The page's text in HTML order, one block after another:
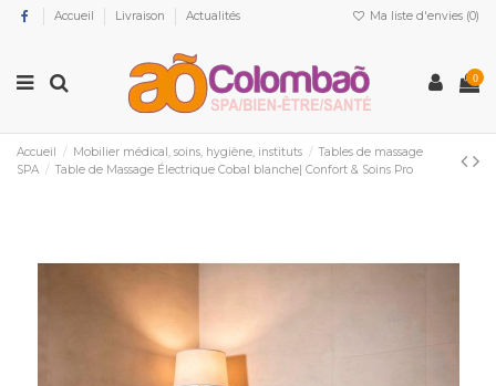
Accueil Livraison Actualités Ma liste d'envies (0)
0
Accueil Mobilier médical, soins, hygiène, instituts
Tables de massage
SPA
Table de Massage Électrique Cobal blanche| Confort & Soins Pro